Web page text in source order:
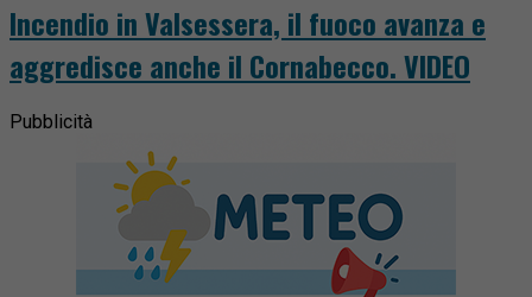
Incendio in Valsessera, il fuoco avanza e
aggredisce anche il Cornabecco. VIDEO
Pubblicità